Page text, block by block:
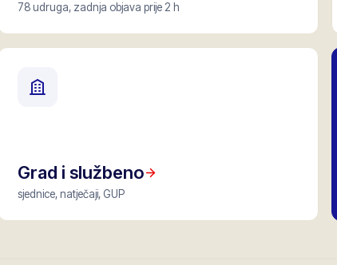
78 udruga, zadnja objava prije 2 h
Grad i službeno
sjednice, natječaji, GUP